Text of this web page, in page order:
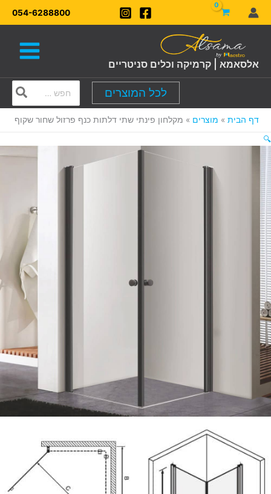
דילוג
לתוכן
054-6288800
אלסאמא | קרמיקה וכלים סניטריים
לכל המוצרים
for:
דף הבית מוצרים
מקלחון פינתי שתי דלתות כנף פרזול שחור שקוף
🔍